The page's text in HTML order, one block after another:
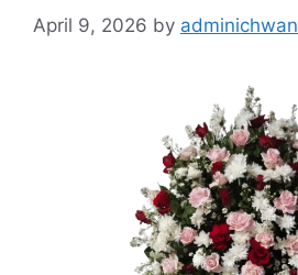
April 9, 2026 by adminichwan